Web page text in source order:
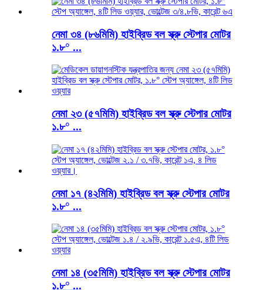
নেমা ৩৪ (৮৬মিমি) হাইব্রিড বল স্ক্রু স্টেপার মোটর
১.৮° ...
নেমা ২৩ (৫৭মিমি) হাইব্রিড বল স্ক্রু স্টেপার মোটর
১.৮° ...
নেমা ১৭ (৪২মিমি) হাইব্রিড বল স্ক্রু স্টেপার মোটর
১.৮° ...
নেমা ১৪ (৩৫মিমি) হাইব্রিড বল স্ক্রু স্টেপার মোটর
১.৮° ...